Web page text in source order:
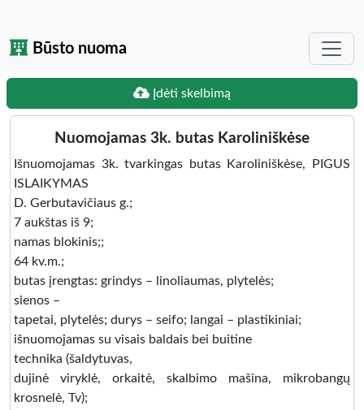
Būsto nuoma
Įdėti skelbimą
Nuomojamas 3k. butas Karoliniškėse
Išnuomojamas 3k. tvarkingas butas Karoliniškėse, PIGUS
ISLAIKYMAS
D. Gerbutavičiaus g.;
7 aukštas iš 9;
namas blokinis;;
64 kv.m.;
butas įrengtas: grindys – linoliaumas, plytelės;
sienos –
tapetai, plytelės; durys – seifo; langai – plastikiniai;
išnuomojamas su visais baldais bei buitine
technika (šaldytuvas,
dujinė viryklė, orkaitė, skalbimo mašina, mikrobangų
krosnelė, Tv);